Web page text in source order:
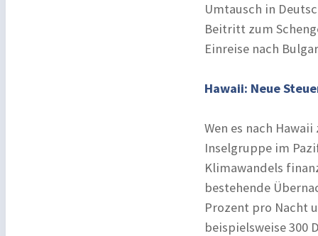
Umtausch in
Beitritt zum
Einreise nach
Hawaii: Neue
Wen es nach
Inselgruppe im
Klimawandels
bestehende
Prozent pro Nacht
beispielsweise 300